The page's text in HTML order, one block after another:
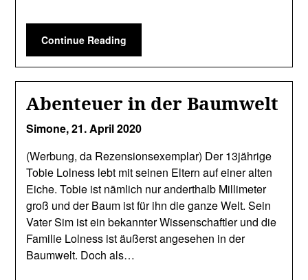
Continue Reading
Abenteuer in der Baumwelt
Simone,21. April 2020
(Werbung, da Rezensionsexemplar) Der 13jährige
Tobie Lolness lebt mit seinen Eltern auf einer alten
Eiche. Tobie ist nämlich nur anderthalb Millimeter
groß und der Baum ist für ihn die ganze Welt. Sein
Vater Sim ist ein bekannter Wissenschaftler und die
Familie Lolness ist äußerst angesehen in der
Baumwelt. Doch als…